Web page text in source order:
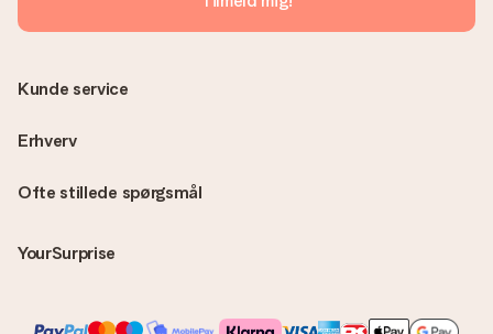
direkte til modtageren, hvilket gør det til en sand
overraskelse!
Ofte stillede spørgsmål
YourSurprise
Kunde service
Erhverv